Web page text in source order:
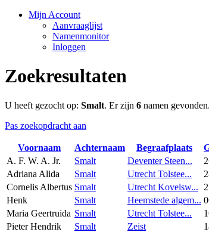
Mijn Account
Aanvraaglijst
Namenmonitor
Inloggen
Zoekresultaten
U heeft gezocht op: Smalt. Er zijn 6 namen gevonden.
Pas zoekopdracht aan
Voornaam Achternaam Begraafplaats
A. F. W. A. Jr.
Smalt Deventer Steen...
Adriana Alida
Smalt Utrecht Tolstee...
Cornelis Albertus Smalt Utrecht Kovelsw...
Henk
Smalt Heemstede algem...
Maria Geertruida Smalt Utrecht Tolstee...
Pieter Hendrik
Smalt Zeist